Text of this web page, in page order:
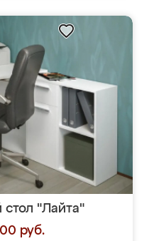
"Лайта"
руб.